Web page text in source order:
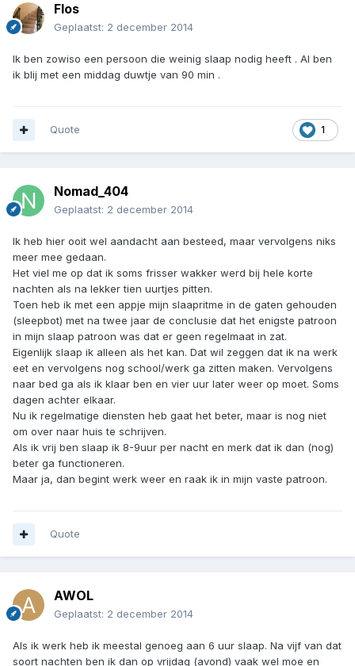
Flos
Geplaatst: 2 december 2014
Ik ben zowiso een persoon die weinig slaap nodig heeft . Al ben
ik blij met een middag duwtje van 90 min .
1
Quote
Nomad_404
Geplaatst: 2 december 2014
Ik heb hier ooit wel aandacht aan besteed, maar vervolgens niks
meer mee gedaan.
Het viel me op dat ik soms frisser wakker werd bij hele korte
nachten als na lekker tien uurtjes pitten.
Toen heb ik met een appje mijn slaapritme in de gaten gehouden
(sleepbot) met na twee jaar de conclusie dat het enigste patroon
in mijn slaap patroon was dat er geen regelmaat in zat.
Eigenlijk slaap ik alleen als het kan. Dat wil zeggen dat ik na werk
eet en vervolgens nog school/werk ga zitten maken. Vervolgens
naar bed ga als ik klaar ben en vier uur later weer op moet. Soms
dagen achter elkaar.
Nu ik regelmatige diensten heb gaat het beter, maar is nog niet
om over naar huis te schrijven.
Als ik vrij ben slaap ik 8-9uur per nacht en merk dat ik dan (nog)
beter ga functioneren.
Maar ja, dan begint werk weer en raak ik in mijn vaste patroon.
Quote
AWOL
Geplaatst: 2 december 2014
Als ik werk heb ik meestal genoeg aan 6 uur slaap. Na vijf van dat
soort nachten ben ik dan op vrijdag (avond) vaak wel moe en